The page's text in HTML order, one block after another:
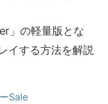
」の軽量版とな
イする方法を解説
Sale